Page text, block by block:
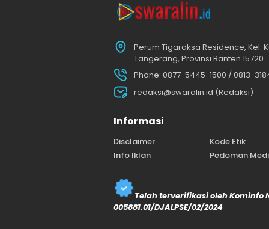
Perum Tigaraksa Residence, Kel.
Tangerang, Provinsi Banten 15720
Phone: 0877-5445-1500 / 0813-
redaksi@swaralin.id (Redaksi)
Informasi
Disclaimer
Kode Etik
Info Iklan
Pedoman
Telah terverifikasi oleh Kominfo
005881.01/DJALPSE/02/2024